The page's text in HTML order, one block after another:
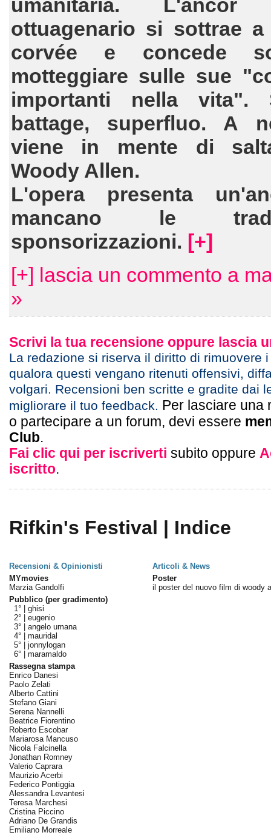
umanitaria. L'ancor
ottuagenario si sottrae a
corvée e concede
motteggiare sulle sue
importanti nella vita".
battage, superfluo. A
viene in mente di
Woody Allen.
L'opera presenta
mancano le
sponsorizzazioni. [+]
[+] lascia un commento a
»
Scrivi la tua recensione oppure lascia
La redazione si riserva il diritto di rimuovere
qualora questi vengano ritenuti offensivi,
volgari. Recensioni ben scritte e gradite dai
migliorare il tuo feedback. Per lasciare una
o partecipare a un forum, devi essere
Club.
Fai clic qui per iscriverti subito oppure
iscritto.
Rifkin's Festival | Indice
Recensioni & Opinionisti
Articoli & News
MYmovies
Marzia Gandolfi
Pubblico (per gradimento)
1° | ghisi
2° | eugenio
3° | angelo umana
4° | mauridal
5° | jonnylogan
6° | maramaldo
Rassegna stampa
Enrico Danesi
Paolo Zelati
Alberto Cattini
Stefano Giani
Serena Nannelli
Beatrice Fiorentino
Roberto Escobar
Mariarosa Mancuso
Nicola Falcinella
Jonathan Romney
Valerio Caprara
Maurizio Acerbi
Federico Pontiggia
Alessandra Levantesi
Teresa Marchesi
Cristina Piccino
Adriano De Grandis
Emiliano Morreale
Poster
il poster del nuovo film di woody